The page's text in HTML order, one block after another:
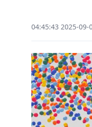
04:45:43 2025-09-